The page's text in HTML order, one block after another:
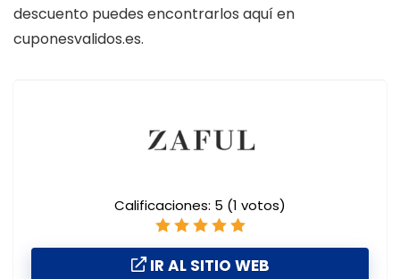
descuento puedes encontrarlos aquí en
cuponesvalidos.es.
Calificaciones: 5 (1 votos)
IR AL SITIO WEB